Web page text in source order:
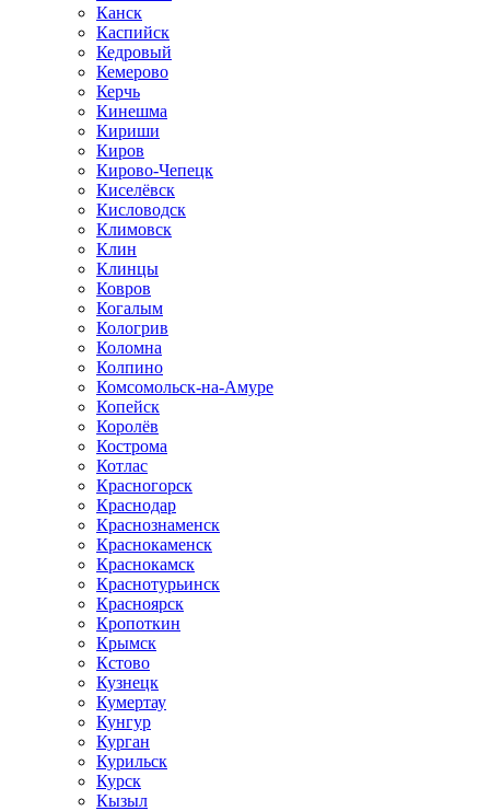
Канск
Каспийск
Кедровый
Кемерово
Керчь
Кинешма
Кириши
Киров
Кирово-Чепецк
Киселёвск
Кисловодск
Климовск
Клин
Клинцы
Ковров
Когалым
Кологрив
Коломна
Колпино
Комсомольск-на-Амуре
Копейск
Королёв
Кострома
Котлас
Красногорск
Краснодар
Краснознаменск
Краснокаменск
Краснокамск
Краснотурьинск
Красноярск
Кропоткин
Крымск
Кстово
Кузнецк
Кумертау
Кунгур
Курган
Курильск
Курск
Кызыл